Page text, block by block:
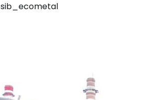
sib_ecometal